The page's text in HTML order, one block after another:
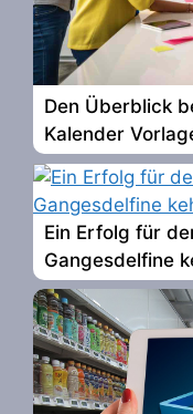
Den Überblick
Kalender
Ein Erfolg für
Gangesdelfine